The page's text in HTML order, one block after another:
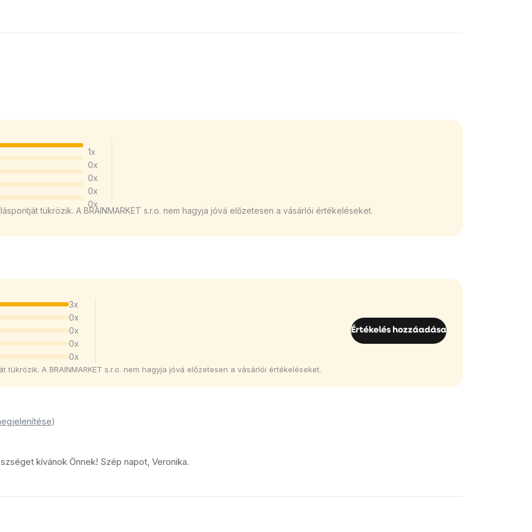
1x
0x
0x
0x
0x
tükrözik. A BRAINMARKET s.r.o. nem hagyja jóvá előzetesen a vásárlói értékeléseket.
3x
0x
0x
0x
0x
Értékelés hozzáadása
A BRAINMARKET s.r.o. nem hagyja jóvá előzetesen a vásárlói értékeléseket.
)
kívánok Önnek! Szép napot, Veronika.